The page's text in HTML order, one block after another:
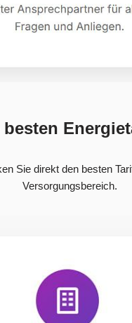
besten
Sie direkt den besten
Versorgungsbereich.